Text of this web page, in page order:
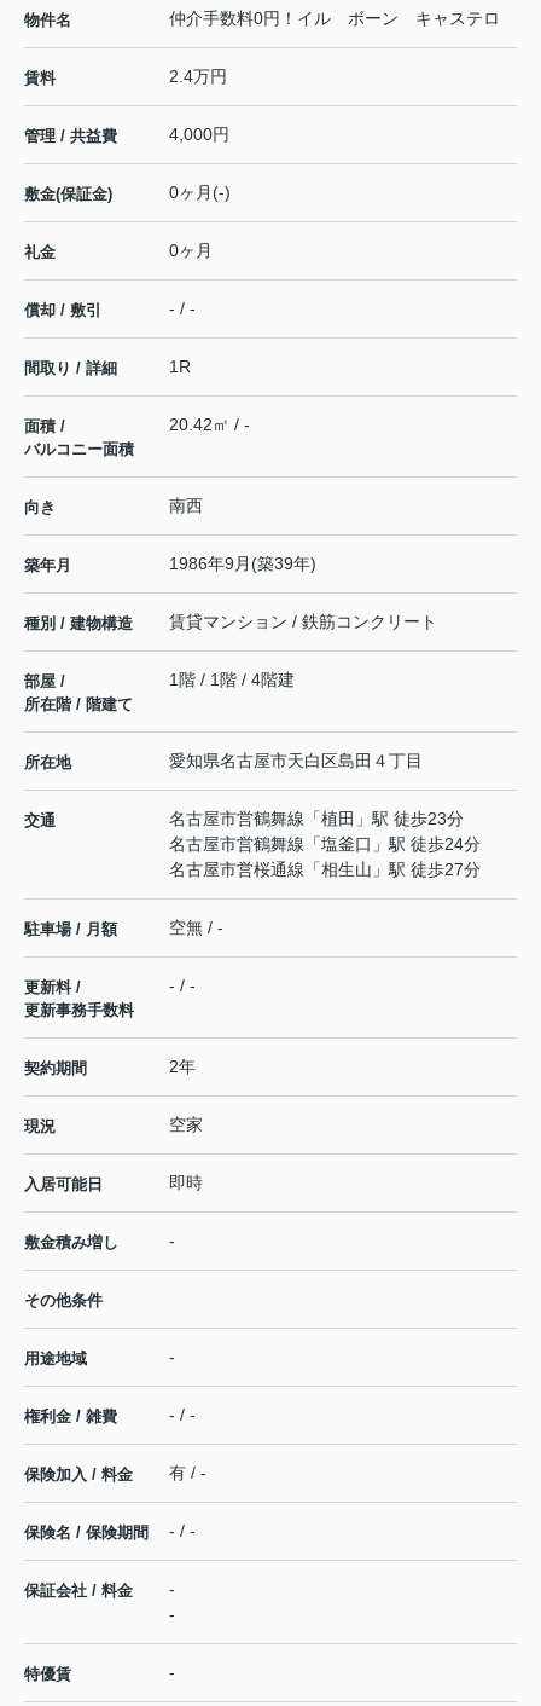
物件名 仲介手数料0円！イル ボーン キャステロ
賃料 2.4万円
管理 / 共益費 4,000円
敷金(保証金) 0ヶ月(-)
礼金 0ヶ月
償却 / 敷引 - / -
間取り / 詳細 1R
面積 /
バルコニー面積
20.42㎡ / -
向き 南西
築年月 1986年9月(築39年)
種別 / 建物構造 賃貸マンション / 鉄筋コンクリート
部屋 /
所在階 / 階建て
1階 / 1階 / 4階建
所在地 愛知県名古屋市天白区島田 ４丁目
交通 名古屋市営鶴舞線 「植田 」駅 徒歩23分
名古屋市営鶴舞線 「塩釜口 」駅 徒歩24分
名古屋市営桜通線 「相生山 」駅 徒歩27分
駐車場 / 月額 空無 / -
更新料 /
更新事務手数料
- / -
契約期間 2年
現況 空家
入居可能日 即時
敷金積み増し -
その他条件
用途地域 -
権利金 / 雑費 - / -
保険加入 / 料金 有 / -
保険名 / 保険期間 - / -
保証会社 / 料金
-
-
特優賃 -